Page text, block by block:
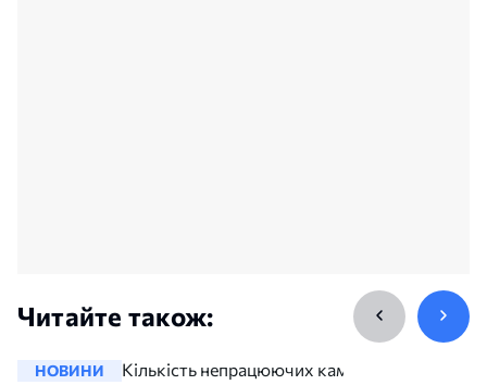
Читайте також:
НОВИНИ
Кількість непрацюючих камер